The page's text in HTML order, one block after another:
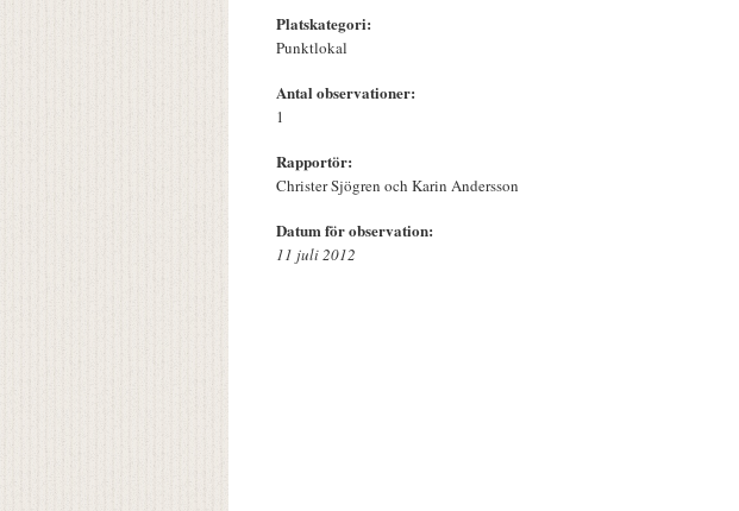
Platskategori:
Punktlokal
Antal observationer:
1
Rapportör:
Christer Sjögren och Karin Andersson
Datum för observation:
11 juli 2012